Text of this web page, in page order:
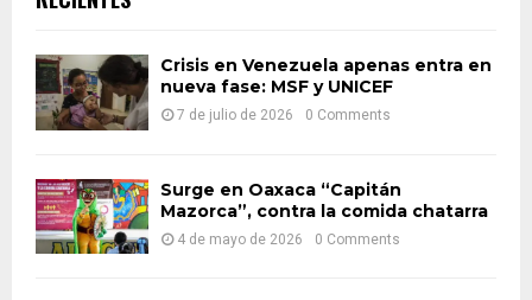
h
o
:
Crisis en Venezuela apenas entra en
nueva fase: MSF y UNICEF
7 de julio de 2026 0 Comments
Surge en Oaxaca “Capitán
Mazorca”, contra la comida chatarra
4 de mayo de 2026 0 Comments